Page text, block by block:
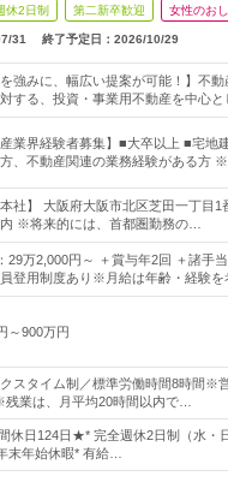
休2日制 第二新卒歓迎 女性のお
31 終了予定日： 2026/10/29
を強みに、幅広い提案が可能！】不
する、投資・事業用不動産を中心と
産業界経験者募集】■大卒以上 ■宅地
、不動産関連の業務経験がある方
本社】 大阪府大阪市北区芝田一丁目1
※将来的には、首都圏勤務の…
29万2,000円～ ＋賞与年2回 ＋諸手
登用制度あり※月給は年齢・経験を
～900万円
スタイム制／標準労働時間8時間※
業は、月平均20時間以内で…
休日124日★* 完全週休2日制（水・
末年始休暇* 有給…